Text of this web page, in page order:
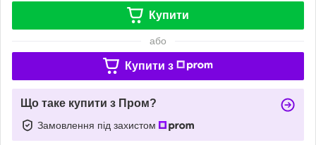
Купити
або
Купити з
Що таке купити з Пром?
Замовлення під захистом